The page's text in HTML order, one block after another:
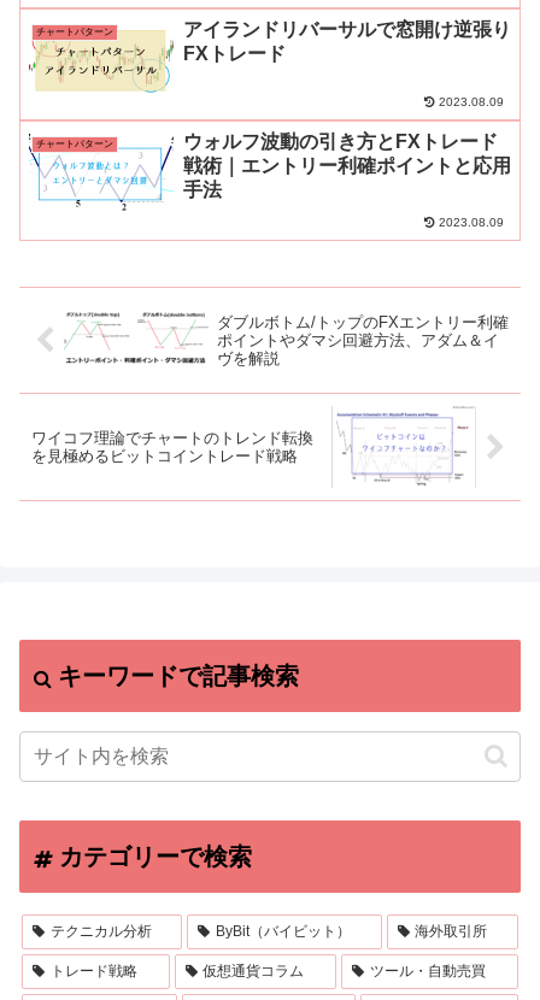
チャートパターン
アイランドリバーサルで窓開け逆張り
FXトレード
2023.08.09
チャートパターン
ウォルフ波動の引き方とFXトレード
戦術｜エントリー利確ポイントと応用
手法
2023.08.09
ダブルボトム/トップのFXエントリー利確
ポイントやダマシ回避方法、アダム＆イ
ヴを解説
ワイコフ理論でチャートのトレンド転換
を見極めるビットコイントレード戦略
キーワードで記事検索
カテゴリーで検索
テクニカル分析 ByBit（バイビット） 海外取引所
トレード戦略 仮想通貨コラム ツール・自動売買